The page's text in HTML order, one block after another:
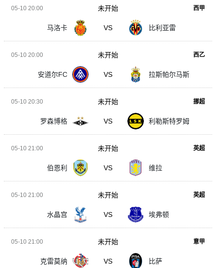
05-10 20:00 西甲
马洛卡 VS 比利亚雷
未开始
05-10 20:00 西乙
安道尔FC VS 拉斯帕尔马斯
未开始
05-10 20:30 挪超
罗森博格 VS 利勒斯特罗姆
未开始
05-10 21:00 英超
伯恩利 VS 维拉
未开始
05-10 21:00 英超
水晶宫 VS 埃弗顿
未开始
05-10 21:00 意甲
克雷莫纳 VS 比萨
未开始